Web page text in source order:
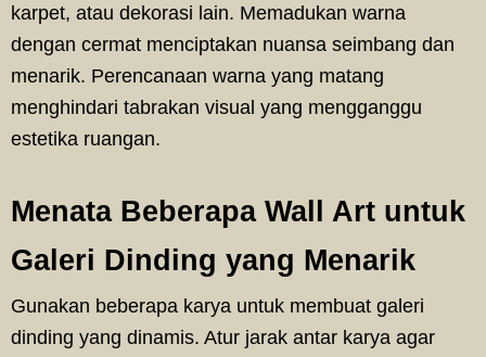
karpet, atau dekorasi lain. Memadukan warna
dengan cermat menciptakan nuansa seimbang dan
menarik. Perencanaan warna yang matang
menghindari tabrakan visual yang mengganggu
estetika ruangan.
Menata Beberapa Wall Art untuk
Galeri Dinding yang Menarik
Gunakan beberapa karya untuk membuat galeri
dinding yang dinamis. Atur jarak antar karya agar